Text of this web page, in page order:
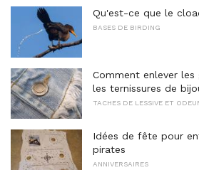
Qu'est-ce que le
BASES DE BIRDING
Comment enlever
les ternissures de
TACHES DE LESSIVE ET
Idées de fête pour
pirates
ANNIVERSAIRES